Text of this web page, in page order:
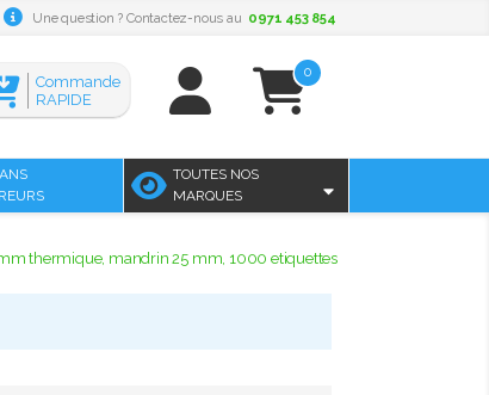
Une question ? Contactez-nous au 0971 453 854
0
Commande
RAPIDE
TOUTES NOS
MARQUES
thermique, mandrin 25 mm, 1000 etiquettes